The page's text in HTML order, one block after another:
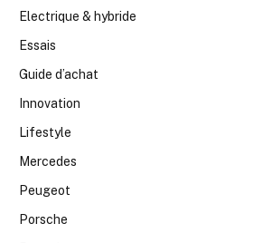
Electrique & hybride
Essais
Guide d’achat
Innovation
Lifestyle
Mercedes
Peugeot
Porsche